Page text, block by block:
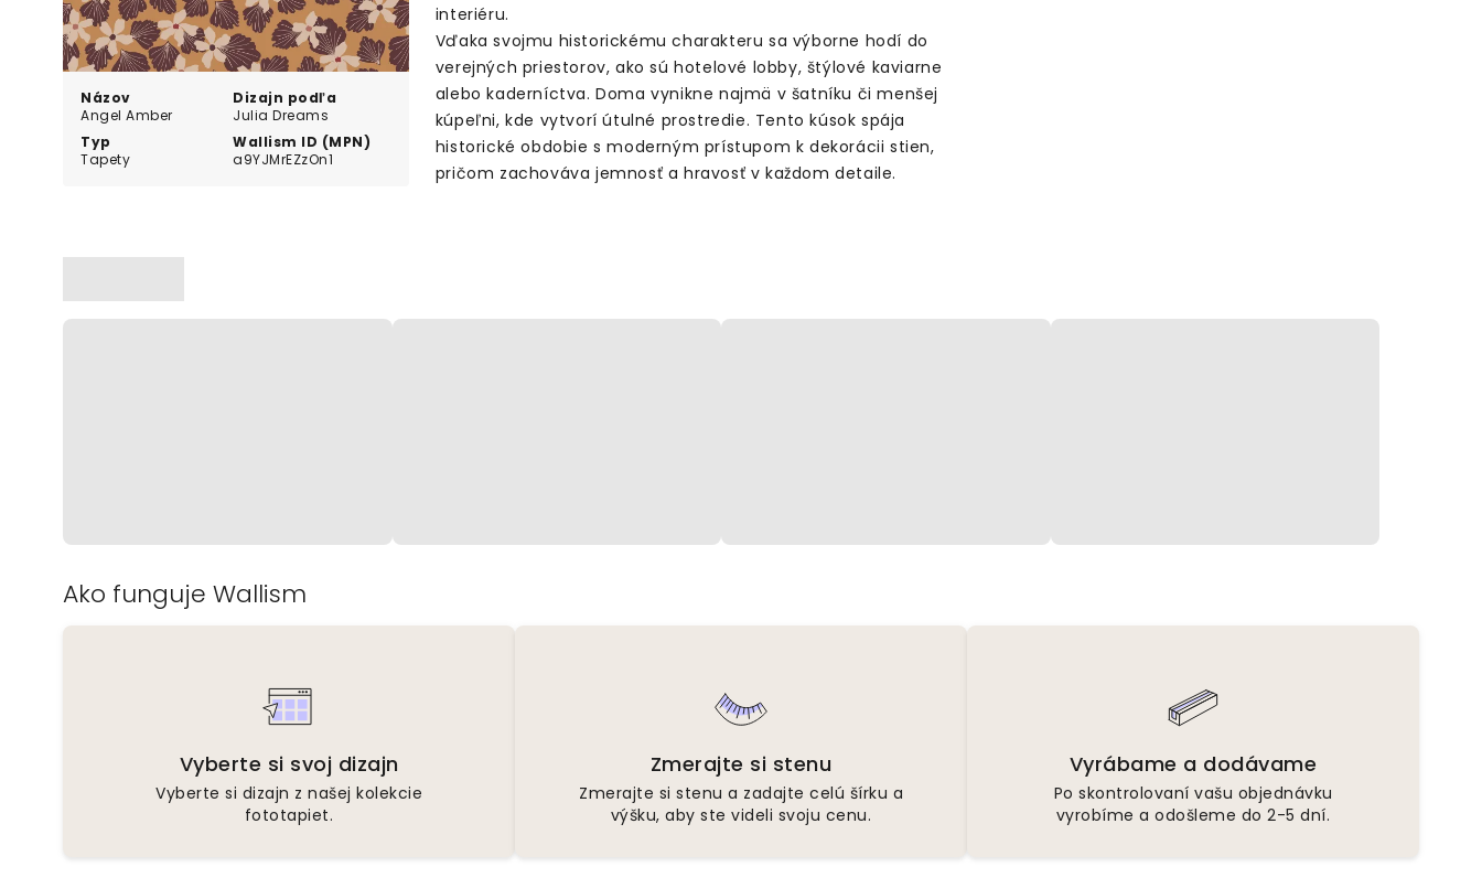
Názov
Angel Amber
Dizajn podľa
Julia Dreams
Typ
Tapety
Wallism ID (MPN)
a9YJMrEZzOn1
interiéru.
Vďaka svojmu historickému charakteru sa výborne hodí do
verejných priestorov, ako sú hotelové lobby, štýlové kaviarne
alebo kaderníctva. Doma vynikne najmä v šatníku či menšej
kúpeľni, kde vytvorí útulné prostredie. Tento kúsok spája
historické obdobie s moderným prístupom k dekorácii stien,
pričom zachováva jemnosť a hravosť v každom detaile.
Ako funguje Wallism
Vyberte si svoj dizajn
Vyberte si dizajn z našej kolekcie
fototapiet.
Zmerajte si stenu
Zmerajte si stenu a zadajte celú šírku a
výšku, aby ste videli svoju cenu.
Vyrábame a dodávame
Po skontrolovaní vašu objednávku
vyrobíme a odošleme do 2-5 dní.